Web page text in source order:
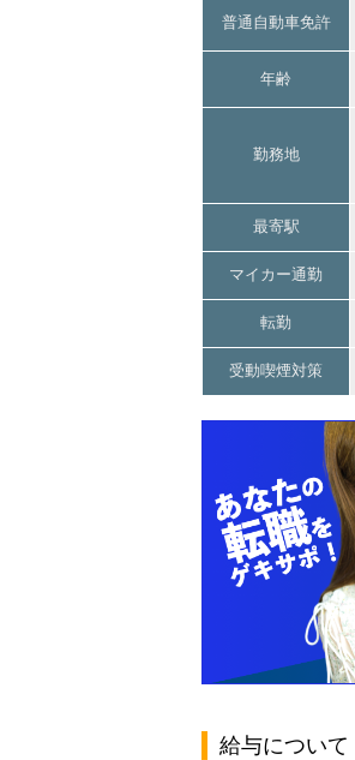
普通自動車免許
年齢
勤務地
最寄駅
マイカー通勤
転勤
受動喫煙対策
給与について